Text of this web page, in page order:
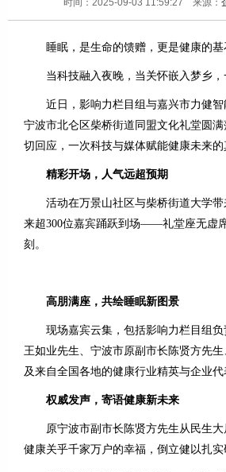
时间：2025-09-03 11:59:27 来源：
睡眠，是生命的馈赠，更是健康的基
当科技融入夜晚，当关怀嵌入梦乡
近日，影响力栏目组与嘉兴市力健智
宁波市北仑区柴桥街道同盟文化礼堂圆
切回应，一次科技与媒体赋能健康未来的
精彩开场，人气远超预期
活动在万景山社区与柴桥街道大学带
来超300位嘉宾踊跃到场——礼堂座无虚
刻。
高朋满座，共绘睡眠新图景
现场嘉宾云集，包括影响力栏目组负
王如业先生、宁波市原副市长陈贤方先
及来自全国各地的健康行业精英与企业
权威发声，寄语健康新未来
原宁波市副市长陈贤方先生从民生大
健康关乎千家万户的幸福，倒立健以扎